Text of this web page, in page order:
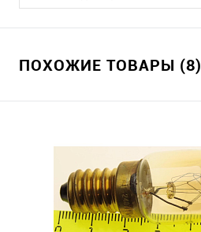
ПОХОЖИЕ ТОВАРЫ (8)